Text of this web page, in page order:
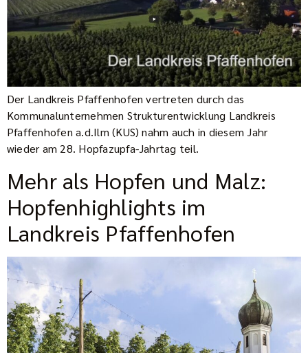
Der Landkreis Pfaffenhofen vertreten durch das
Kommunalunternehmen Strukturentwicklung Landkreis
Pfaffenhofen a.d.Ilm (KUS) nahm auch in diesem Jahr
wieder am 28. Hopfazupfa-Jahrtag teil.
Mehr als Hopfen und Malz:
Hopfenhighlights im
Landkreis Pfaffenhofen